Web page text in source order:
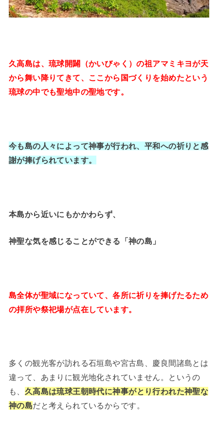
久高島は、琉球開闢（かいびゃく）の祖アマミキヨが天
から舞い降りてきて、ここから国づくりを始めたという
琉球の中でも聖地中の聖地です。
今も島の人々によって神事が行われ、平和への祈りと感
謝が捧げられています。
本島から近いにもかかわらず、
神聖な気を感じることができる「神の島」
島全体が聖域になっていて、各所に祈りを捧げたるため
の拝所や祭祀場が点在しています。
多くの観光客が訪れる石垣島や宮古島、慶良間諸島とは
違って、あまりに観光地化されていません。というの
も、 久高島は琉球王朝時代に神事がとり行われた神聖な
神の島だと考えられているからです。